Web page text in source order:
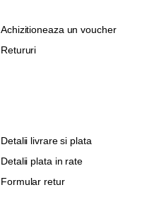
Achizitioneaza un voucher
Retururi
Detalii livrare si plata
Detalii plata in rate
Formular retur